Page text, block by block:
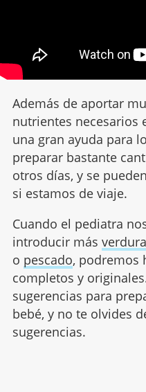
Además de aportar
nutrientes necesarios
una gran ayuda para
preparar bastante
otros días, y se
si estamos de viaje.
Cuando el pediatra
introducir más
o pescado, podremos
completos y
sugerencias para
bebé, y no te olvides
sugerencias.